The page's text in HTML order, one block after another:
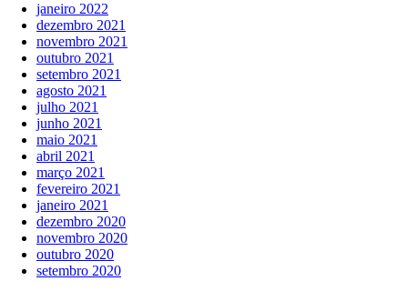
janeiro 2022
dezembro 2021
novembro 2021
outubro 2021
setembro 2021
agosto 2021
julho 2021
junho 2021
maio 2021
abril 2021
março 2021
fevereiro 2021
janeiro 2021
dezembro 2020
novembro 2020
outubro 2020
setembro 2020